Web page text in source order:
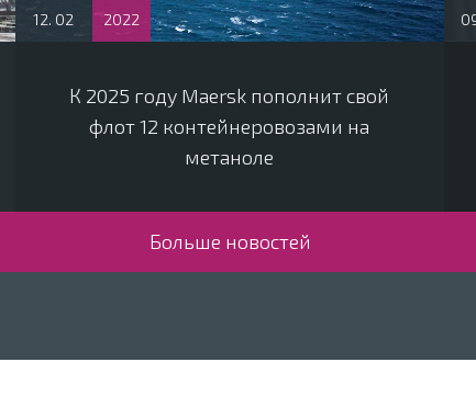
12. 02 2022
К 2025 году Maersk пополнит свой
флот 12 контейнеровозами на
метаноле
Больше новостей